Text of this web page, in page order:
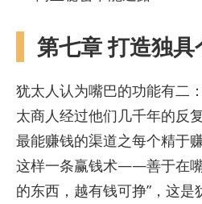
第七章 打造独
犹太人认为嘴巴的功能有二
太商人经过他们几千年的反
最能赚钱的渠道之每个精于
这样一条赢钱术——善于在
的东西，越有钱可挣”，这